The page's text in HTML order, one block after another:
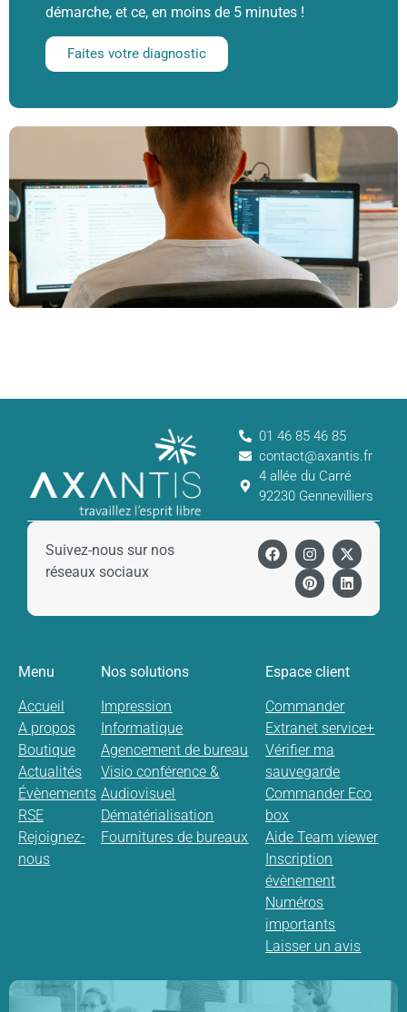
démarche, et ce, en moins de 5 minutes !
Faites votre diagnostic
01 46 85 46 85
contact@axantis.fr
4 allée du Carré
92230 Gennevilliers
Suivez-nous sur nos
réseaux sociaux
Menu
Accueil
A propos
Boutique
Actualités
Évènements
RSE
Rejoignez-
nous
Nos solutions
Impression
Informatique
Agencement de bureau
Visio conférence &
Audiovisuel
Dématérialisation
Fournitures de bureaux
Espace client
Commander
Extranet service+
Vérifier ma
sauvegarde
Commander Eco
box
Aide Team viewer
Inscription
évènement
Numéros
importants
Laisser un avis